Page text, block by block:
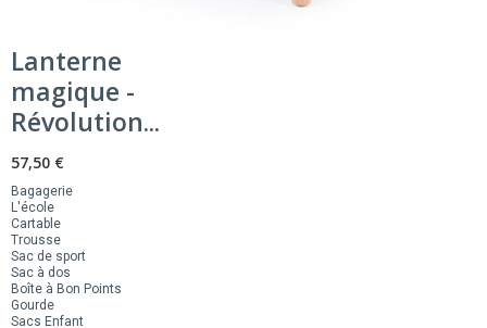
Lanterne
magique -
Révolution...
57,50 €
Bagagerie
L'école
Cartable
Trousse
Sac de sport
Sac à dos
Boîte à Bon Points
Gourde
Sacs Enfant